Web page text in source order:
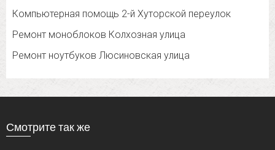
Компьютерная помощь 2-й Хуторской переулок
Ремонт моноблоков Колхозная улица
Ремонт ноутбуков Люсиновская улица
Смотрите так же